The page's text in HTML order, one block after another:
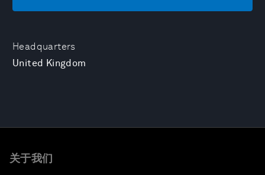
Headquarters
United Kingdom
关于我们